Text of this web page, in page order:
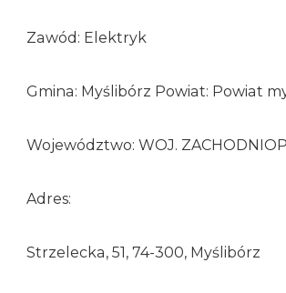
Zawód: Elektryk
Gmina: Myślibórz Powiat: Powiat
Województwo: WOJ.
Adres:
Strzelecka, 51, 74-300, Myślibórz